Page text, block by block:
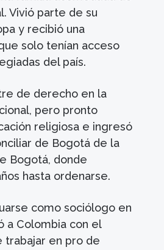
Vivió parte de su
y recibió una
solo tenían acceso
del país.
de derecho en la
pero pronto
religiosa e ingresó
de Bogotá de la
Bogotá, donde
hasta ordenarse.
como sociólogo en
a Colombia con el
trabajar en pro de